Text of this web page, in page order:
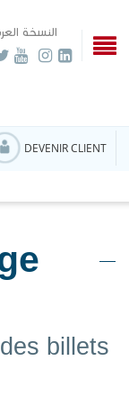
النسخة
DEVENIR CLIENT
billets